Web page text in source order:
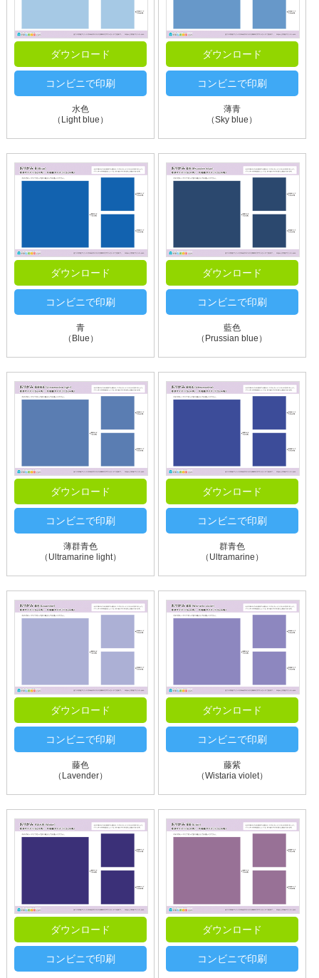
ダウンロード
コンビニで印刷
水色
（Light blue）
ダウンロード
コンビニで印刷
薄青
（Sky blue）
ダウンロード
コンビニで印刷
青
（Blue）
ダウンロード
コンビニで印刷
藍色
（Prussian blue）
ダウンロード
コンビニで印刷
薄群青色
（Ultramarine light）
ダウンロード
コンビニで印刷
群青色
（Ultramarine）
ダウンロード
コンビニで印刷
藤色
（Lavender）
ダウンロード
コンビニで印刷
藤紫
（Wistaria violet）
ダウンロード
コンビニで印刷
ダウンロード
コンビニで印刷